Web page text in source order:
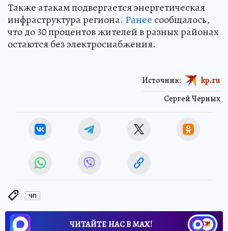
Также атакам подвергается энергетическая
инфраструктура региона. Ранее сообщалось,
что до 30 процентов жителей в разных районах
остаются без электроснабжения.
Сергей Черных
Источник: kp.ru
ЧП
ЧИТАЙТЕ НАС В МАХ!